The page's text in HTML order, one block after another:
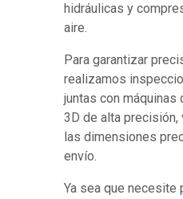
hidráulicas y
aire.
Para garantizar
realizamos
juntas con máquinas
3D de alta
las dimensiones
envío.
Ya sea que necesite